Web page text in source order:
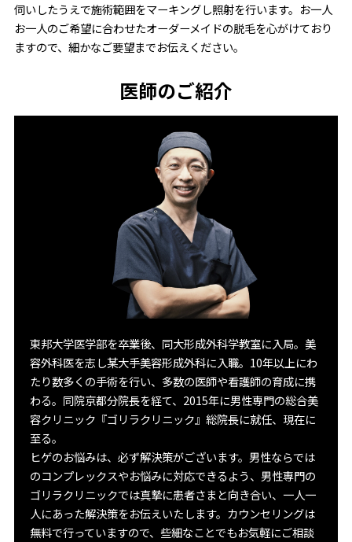
伺いしたうえで施術範囲をマーキングし照射を行います。お一人
お一人のご希望に合わせたオーダーメイドの脱毛を心がけており
ますので、細かなご要望までお伝えください。
医師のご紹介
東邦大学医学部を卒業後、同大形成外科学教室に入局。美
容外科医を志し某大手美容形成外科に入職。10年以上にわ
たり数多くの手術を行い、多数の医師や看護師の育成に携
わる。同院京都分院長を経て、2015年に男性専門の総合美
容クリニック『ゴリラクリニック』総院長に就任、現在に
至る。
ヒゲのお悩みは、必ず解決策がございます。男性ならでは
のコンプレックスやお悩みに対応できるよう、男性専門の
ゴリラクリニックでは真摯に患者さまと向き合い、一人一
人にあった解決策をお伝えいたします。カウンセリングは
無料で行っていますので、些細なことでもお気軽にご相談